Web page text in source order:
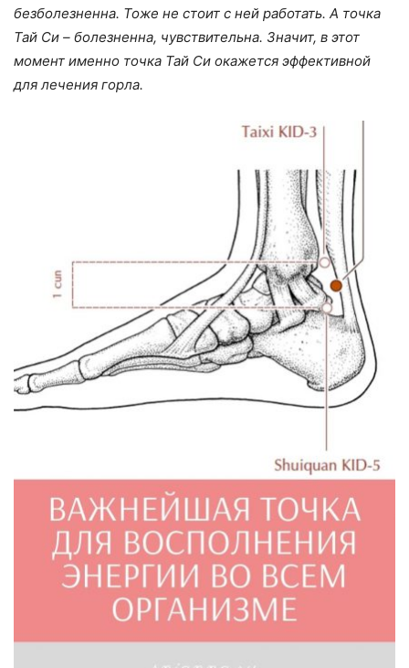
безболезненна. Тоже не стоит с ней работать. А точка
Тай Си – болезненна, чувствительна. Значит, в этот
момент именно точка Тай Си окажется эффективной
для лечения горла.